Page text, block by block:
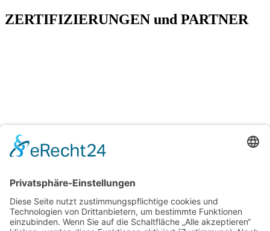
ZERTIFIZIERUNGEN und PARTNER
Hechler & Twachtmann Immobilien GmbH
Geschäftsführer: Tobias Gazzo
Blockener Str. 4